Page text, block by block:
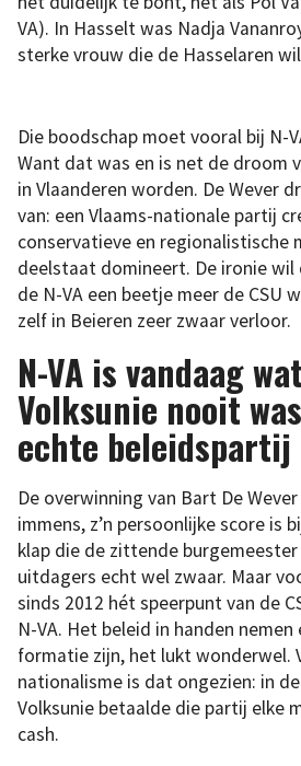
VA). In Hasselt was Nadja
sterke vrouw die de Hasselaren
Die boodschap moet vooral bij N-
Want dat was en is net de droom
in Vlaanderen worden. De Wever
van: een Vlaams-nationale partij
conservatieve en regionalistische
deelstaat domineert. De ironie
de N-VA een beetje meer de CSU
zelf in Beieren zeer zwaar verloor.
N-VA is vandaag
Volksunie nooit
echte beleidspartij
De overwinning van Bart De
immens, z’n persoonlijke score is
klap die de zittende burgemeester
uitdagers echt wel zwaar. Maar
sinds 2012 hét speerpunt van de
N-VA. Het beleid in handen
formatie zijn, het lukt wonderwel.
nationalisme is dat ongezien: in
Volksunie betaalde die partij elke
cash.